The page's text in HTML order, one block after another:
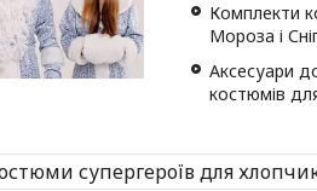
Комплекти
Мороза і
Аксесуари
костюмів
супергероїв для